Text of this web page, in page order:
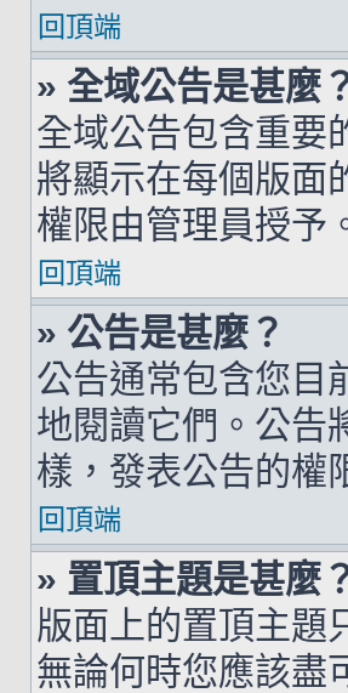
回頂端
» 全域公告是甚麼
全域公告包含重要
將顯示在每個版面
權限由管理員授予
回頂端
» 公告是甚麼？
公告通常包含您目
地閱讀它們。公告
樣，發表公告的權
回頂端
» 置頂主題是甚麼
版面上的置頂主題
無論何時您應該盡